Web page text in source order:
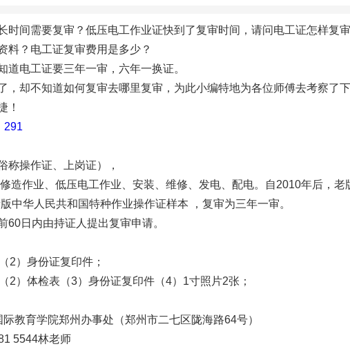
时间需要复审？低压电工作业证快到了复审时间，请问电工证怎样复
料？电工证复审费用是多少？
电工证要三年一审，六年一换证。
，却不知道如何复审去哪里复审，为此小编特地为各位师傅去考察了
！
称操作证、上岗证），
造作业、低压电工作业、安装、维修、发电、配电。自2010年后，老
中华人民共和国特种作业操作证样本 ，复审为三年一审。
日内由持证人提出复审申请。
2）身份证复印件；
2）体检表（3）身份证复印件（4）1寸照片2张；
教育学院郑州办事处（郑州市二七区陇海路64号）
5544林老师